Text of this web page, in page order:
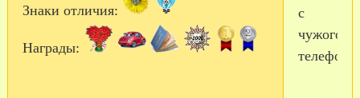
Знаки отличия:
Награды:
с
чужого
телефона.